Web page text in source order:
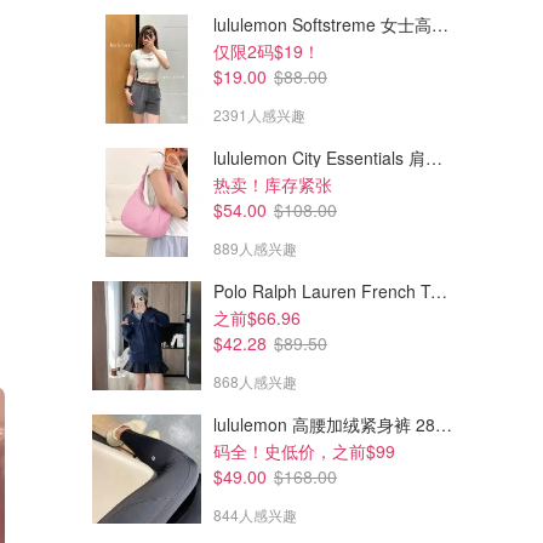
lululemon Softstreme 女士高腰短裤 10cm
仅限2码$19！
$19.00 $88.00
2391人感兴趣
lululemon City Essentials 肩背包 4L
热卖！库存紧张
$54.00 $108.00
889人感兴趣
Polo Ralph Lauren French Terry 女童连帽卫衣 7-16码
之前$66.96
$42.28 $89.50
868人感兴趣
lululemon 高腰加绒紧身裤 28"≈71cm 5个口袋
码全！史低价，之前$99
$49.00 $168.00
844人感兴趣